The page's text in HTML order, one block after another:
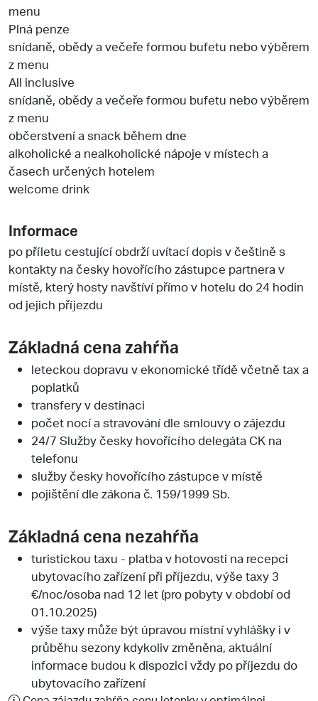
menu
Plná penze
snídaně, obědy a večeře formou bufetu nebo výběrem
z menu
All inclusive
snídaně, obědy a večeře formou bufetu nebo výběrem
z menu
občerstvení a snack během dne
alkoholické a nealkoholické nápoje v místech a
časech určených hotelem
welcome drink
Informace
po příletu cestující obdrží uvítací dopis v češtině s
kontakty na česky hovořícího zástupce partnera v
místě, který hosty navštíví přímo v hotelu do 24 hodin
od jejich příjezdu
Základná cena zahŕňa
leteckou dopravu v ekonomické třídě včetně tax a
poplatků
transfery v destinaci
počet nocí a stravování dle smlouvy o zájezdu
24/7 Služby česky hovořícího delegáta CK na
telefonu
služby česky hovořícího zástupce v místě
pojištění dle zákona č. 159/1999 Sb.
Základná cena nezahŕňa
turistickou taxu - platba v hotovosti na recepci
ubytovacího zařízení při příjezdu, výše taxy 3
€/noc/osoba nad 12 let (pro pobyty v období od
01.10.2025)
výše taxy může být úpravou místní vyhlášky i v
průběhu sezony kdykoliv změněna, aktuální
informace budou k dispozici vždy po příjezdu do
ubytovacího zařízení